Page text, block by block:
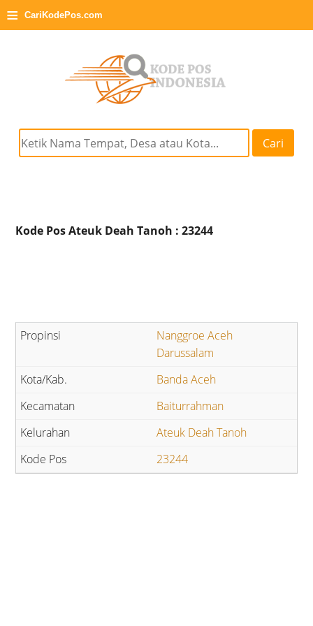
≡ CariKodePos.com
Cari
Kode Pos Ateuk Deah Tanoh : 23244
Nanggroe Aceh
Darussalam
Banda Aceh
Baiturrahman
Ateuk Deah Tanoh
23244